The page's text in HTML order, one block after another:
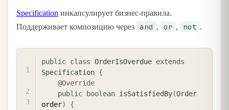
Specification инкапсулирует бизнес-правила.
Поддерживает композицию через and , or , not .
public class OrderIsOverdue extends
Specification {
@Override
public
boolean isSatisfiedBy(Order
order)
{